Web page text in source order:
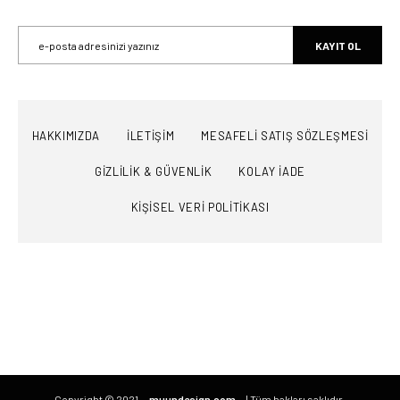
KAYIT OL
HAKKIMIZDA İLETİŞİM MESAFELİ SATIŞ SÖZLEŞMESİ
GİZLİLİK & GÜVENLİK KOLAY İADE
KİŞİSEL VERİ POLİTİKASI